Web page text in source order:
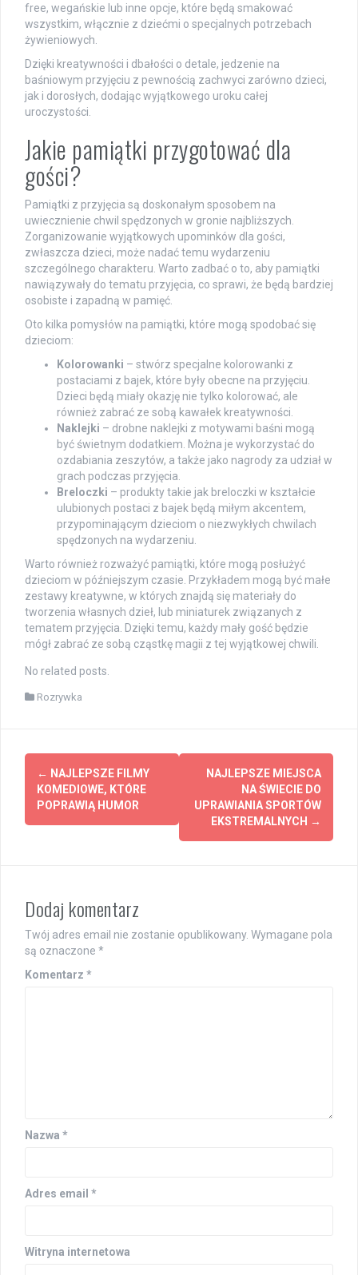
free, wegańskie lub inne opcje, które będą smakować
wszystkim, włącznie z dziećmi o specjalnych potrzebach
żywieniowych.
Dzięki kreatywności i dbałości o detale, jedzenie na
baśniowym przyjęciu z pewnością zachwyci zarówno dzieci,
jak i dorosłych, dodając wyjątkowego uroku całej
uroczystości.
Jakie pamiątki przygotować dla
gości?
Pamiątki z przyjęcia są doskonałym sposobem na
uwiecznienie chwil spędzonych w gronie najbliższych.
Zorganizowanie wyjątkowych upominków dla gości,
zwłaszcza dzieci, może nadać temu wydarzeniu
szczególnego charakteru. Warto zadbać o to, aby pamiątki
nawiązywały do tematu przyjęcia, co sprawi, że będą bardziej
osobiste i zapadną w pamięć.
Oto kilka pomysłów na pamiątki, które mogą spodobać się
dzieciom:
Kolorowanki – stwórz specjalne kolorowanki z
postaciami z bajek, które były obecne na przyjęciu.
Dzieci będą miały okazję nie tylko kolorować, ale
również zabrać ze sobą kawałek kreatywności.
Naklejki – drobne naklejki z motywami baśni mogą
być świetnym dodatkiem. Można je wykorzystać do
ozdabiania zeszytów, a także jako nagrody za udział w
grach podczas przyjęcia.
Breloczki – produkty takie jak breloczki w kształcie
ulubionych postaci z bajek będą miłym akcentem,
przypominającym dzieciom o niezwykłych chwilach
spędzonych na wydarzeniu.
Warto również rozważyć pamiątki, które mogą posłużyć
dzieciom w późniejszym czasie. Przykładem mogą być małe
zestawy kreatywne, w których znajdą się materiały do
tworzenia własnych dzieł, lub miniaturek związanych z
tematem przyjęcia. Dzięki temu, każdy mały gość będzie
mógł zabrać ze sobą cząstkę magii z tej wyjątkowej chwili.
No related posts.
Rozrywka
Post
navigation
← NAJLEPSZE FILMY
KOMEDIOWE, KTÓRE
POPRAWIĄ HUMOR
NAJLEPSZE MIEJSCA
NA ŚWIECIE DO
UPRAWIANIA SPORTÓW
EKSTREMALNYCH →
Dodaj komentarz
Twój adres email nie zostanie opublikowany. Wymagane pola
są oznaczone *
Komentarz *
Nazwa *
Adres email *
Witryna internetowa